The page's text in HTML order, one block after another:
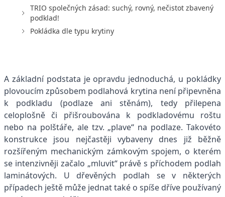
TRIO společných zásad: suchý, rovný, nečistot zbavený
podklad!
Pokládka dle typu krytiny
A základní podstata je opravdu jednoduchá, u pokládky
plovoucím způsobem podlahová krytina není připevněna
k podkladu (podlaze ani stěnám), tedy přilepena
celoplošně či přišroubována k podkladovému roštu
nebo na polštáře, ale tzv. „plave“ na podlaze. Takovéto
konstrukce jsou nejčastěji vybaveny dnes již běžně
rozšířeným mechanickým zámkovým spojem, o kterém
se intenzivněji začalo „mluvit“ právě s příchodem podlah
laminátových. U dřevěných podlah se v některých
případech ještě může jednat také o spíše dříve používaný